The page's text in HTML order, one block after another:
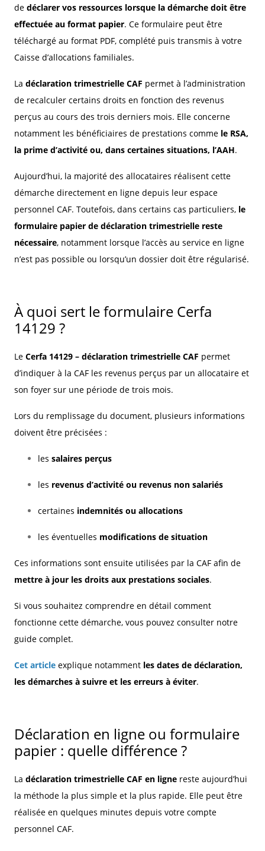
de déclarer vos ressources lorsque la démarche doit être
effectuée au format papier. Ce formulaire peut être
téléchargé au format PDF, complété puis transmis à votre
Caisse d’allocations familiales.
La déclaration trimestrielle CAF permet à l’administration
de recalculer certains droits en fonction des revenus
perçus au cours des trois derniers mois. Elle concerne
notamment les bénéficiaires de prestations comme le RSA,
la prime d’activité ou, dans certaines situations, l’AAH.
Aujourd’hui, la majorité des allocataires réalisent cette
démarche directement en ligne depuis leur espace
personnel CAF. Toutefois, dans certains cas particuliers, le
formulaire papier de déclaration trimestrielle reste
nécessaire, notamment lorsque l’accès au service en ligne
n’est pas possible ou lorsqu’un dossier doit être régularisé.
À quoi sert le formulaire Cerfa
14129 ?
Le Cerfa 14129 – déclaration trimestrielle CAF permet
d’indiquer à la CAF les revenus perçus par un allocataire et
son foyer sur une période de trois mois.
Lors du remplissage du document, plusieurs informations
doivent être précisées :
les salaires perçus
les revenus d’activité ou revenus non salariés
certaines indemnités ou allocations
les éventuelles modifications de situation
Ces informations sont ensuite utilisées par la CAF afin de
mettre à jour les droits aux prestations sociales.
Si vous souhaitez comprendre en détail comment
fonctionne cette démarche, vous pouvez consulter notre
guide complet.
Cet article explique notamment les dates de déclaration,
les démarches à suivre et les erreurs à éviter.
Déclaration en ligne ou formulaire
papier : quelle différence ?
La déclaration trimestrielle CAF en ligne reste aujourd’hui
la méthode la plus simple et la plus rapide. Elle peut être
réalisée en quelques minutes depuis votre compte
personnel CAF.